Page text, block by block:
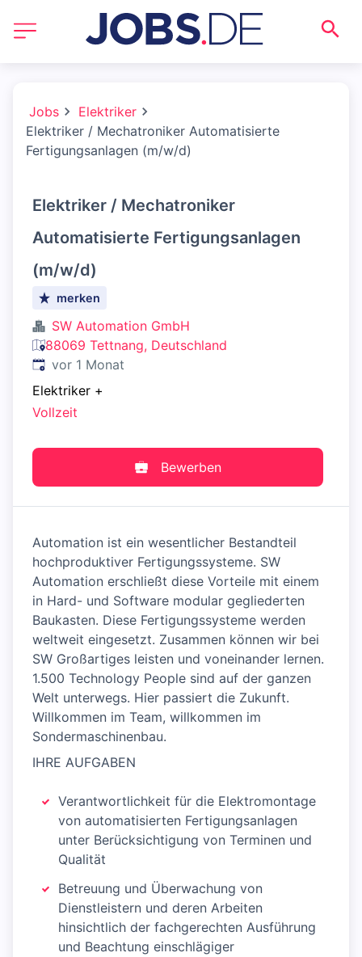
Jobs
Elektriker
Elektriker / Mechatroniker Automatisierte
Fertigungsanlagen (m/w/d)
Elektriker / Mechatroniker
Automatisierte Fertigungsanlagen
(m/w/d)
merken
SW Automation GmbH
88069 Tettnang, Deutschland
Veröffentlicht:
vor 1 Monat
Elektriker +
Vollzeit
Bewerben
Automation ist ein wesentlicher Bestandteil
hochproduktiver Fertigungssysteme. SW
Automation erschließt diese Vorteile mit einem
in Hard- und Software modular gegliederten
Baukasten. Diese Fertigungssysteme werden
weltweit eingesetzt. Zusammen können wir bei
SW Großartiges leisten und voneinander lernen.
1.500 Technology People sind auf der ganzen
Welt unterwegs. Hier passiert die Zukunft.
Willkommen im Team, willkommen im
Sondermaschinenbau.
IHRE AUFGABEN
Verantwortlichkeit für die Elektromontage
von automatisierten Fertigungsanlagen
unter Berücksichtigung von Terminen und
Qualität
Betreuung und Überwachung von
Dienstleistern und deren Arbeiten
hinsichtlich der fachgerechten Ausführung
und Beachtung einschlägiger